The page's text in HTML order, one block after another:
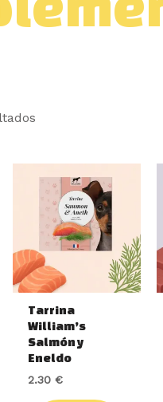
Tarrina
William’s
Salmón y
Eneldo
2.30€